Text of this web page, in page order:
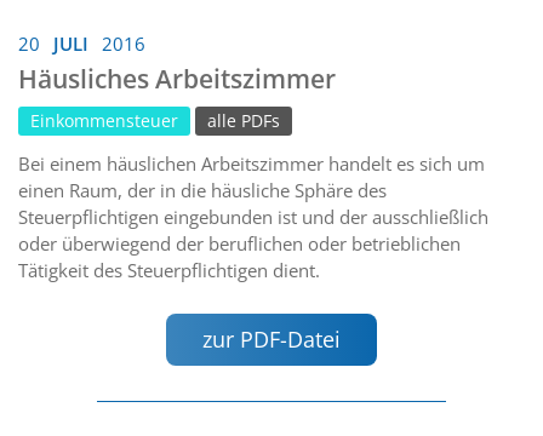
20 JULI 2016
Häusliches Arbeitszimmer
Einkommensteuer alle PDFs
Bei einem häuslichen Arbeitszimmer handelt es sich um
einen Raum, der in die häusliche Sphäre des
Steuerpflichtigen eingebunden ist und der ausschließlich
oder überwiegend der beruflichen oder betrieblichen
Tätigkeit des Steuerpflichtigen dient.
zur PDF-Datei